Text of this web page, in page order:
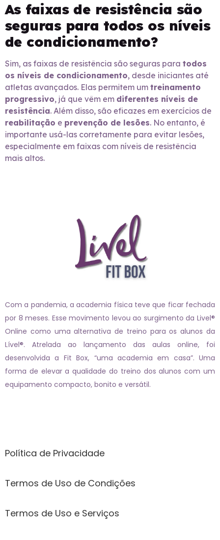
As faixas de resistência são
seguras para todos os níveis
de condicionamento?
Sim, as faixas de resistência são seguras para todos
os níveis de condicionamento, desde iniciantes até
atletas avançados. Elas permitem um treinamento
progressivo, já que vêm em diferentes níveis de
resistência. Além disso, são eficazes em exercícios de
reabilitação e prevenção de lesões. No entanto, é
importante usá-las corretamente para evitar lesões,
especialmente em faixas com níveis de resistência
mais altos.
Com a pandemia, a academia física teve que ficar fechada
por 8 meses. Esse movimento levou ao surgimento da Livel®
Online como uma alternativa de treino para os alunos da
Lível®. Atrelada ao lançamento das aulas online, foi
desenvolvida a Fit Box, “uma academia em casa”. Uma
forma de elevar a qualidade do treino dos alunos com um
equipamento compacto, bonito e versátil.
Política de Privacidade
Termos de Uso de Condições
Termos de Uso e Serviços